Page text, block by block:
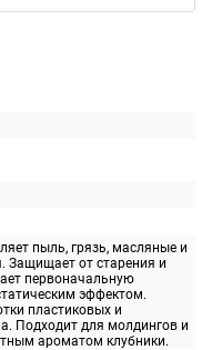
пыль, грязь, масляные и
Защищает от старения и
первоначальную
эффектом.
пластиковых и
Подходит для молдингов и
ароматом клубники.